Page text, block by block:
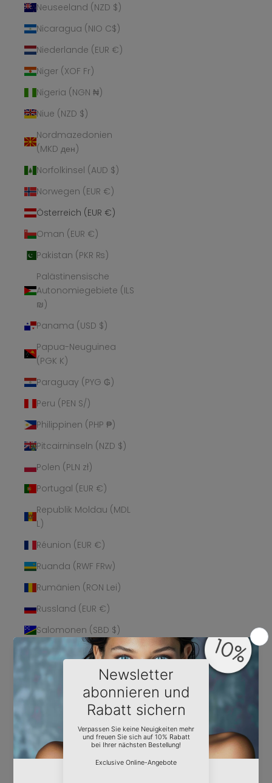
Neuseeland (NZD $)
Nicaragua (NIO C$)
Niederlande (EUR €)
Niger (XOF Fr)
Nigeria (NGN ₦)
Niue (NZD $)
Nordmazedonien
(MKD ден)
Norfolkinsel (AUD $)
Norwegen (EUR €)
Österreich (EUR €)
Oman (EUR €)
Pakistan (PKR ₨)
Palästinensische
Autonomiegebiete (ILS
₪)
Panama (USD $)
Papua-Neuguinea
(PGK K)
Paraguay (PYG ₲)
Peru (PEN S/)
Philippinen (PHP ₱)
Pitcairninseln (NZD $)
Polen (PLN zł)
Portugal (EUR €)
Republik Moldau (MDL
L)
Réunion (EUR €)
Ruanda (RWF FRw)
Rumänien (RON Lei)
Russland (EUR €)
Salomonen (SBD $)
Sambia (EUR €)
Samoa (WST T)
San Marino (EUR €)
São Tomé und
Príncipe (STD Db)
Saudi-Arabien (SAR